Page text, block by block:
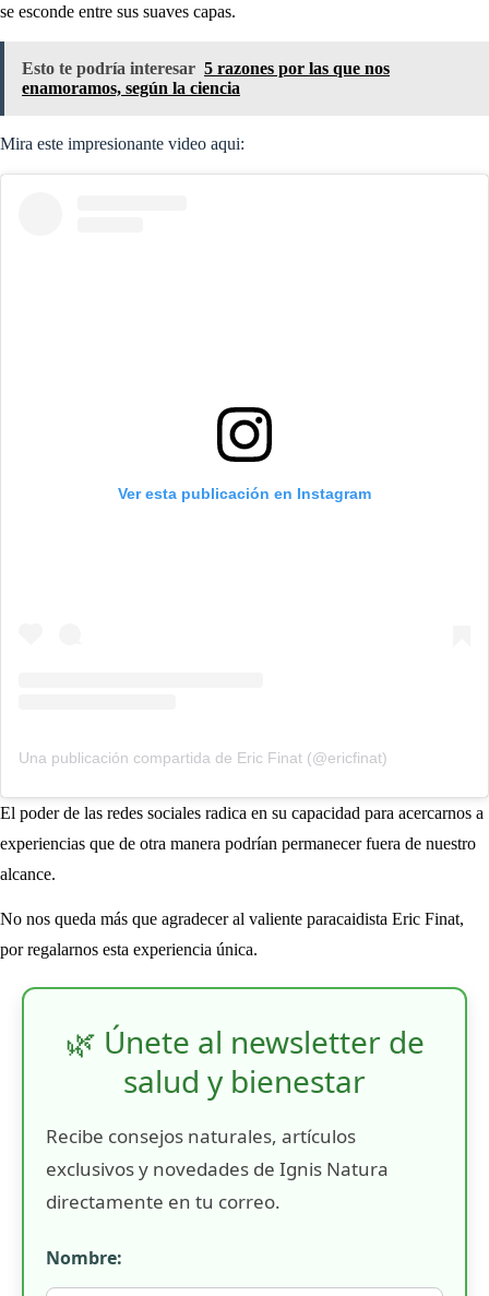
se esconde entre sus suaves capas.
Esto te podría interesar 5 razones por las que nos
enamoramos, según la ciencia
Mira este impresionante video aqui:
Ver esta publicación en Instagram
Una publicación compartida de Eric Finat (@ericfinat)
El poder de las redes sociales radica en su capacidad para acercarnos a
experiencias que de otra manera podrían permanecer fuera de nuestro
alcance.
No nos queda más que agradecer al valiente paracaidista Eric Finat,
por regalarnos esta experiencia única.
🌿 Únete al newsletter de
salud y bienestar
Recibe consejos naturales, artículos
exclusivos y novedades de Ignis Natura
directamente en tu correo.
Nombre: